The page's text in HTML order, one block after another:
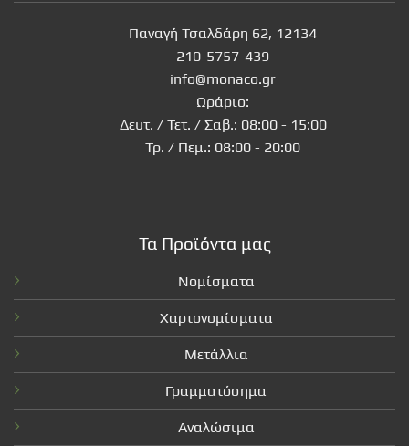
Παναγή Τσαλδάρη 62, 12134
210-5757-439
info@monaco.gr
Ωράριο:
Δευτ. / Τετ. / Σαβ.: 08:00 - 15:00
Τρ. / Πεμ.: 08:00 - 20:00
Τα Προϊόντα μας
Νομίσματα
Χαρτονομίσματα
Μετάλλια
Γραμματόσημα
Αναλώσιμα